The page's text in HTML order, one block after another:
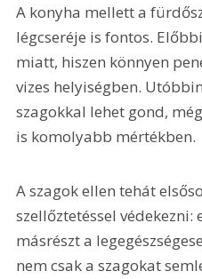
A konyha mellett a
légcseréje is fontos.
miatt, hiszen könnyen
vizes helyiségben.
szagokkal lehet gond,
is komolyabb mértékben.
A szagok ellen tehát
szellőztetéssel védekezni:
másrészt a
nem csak a szagokat